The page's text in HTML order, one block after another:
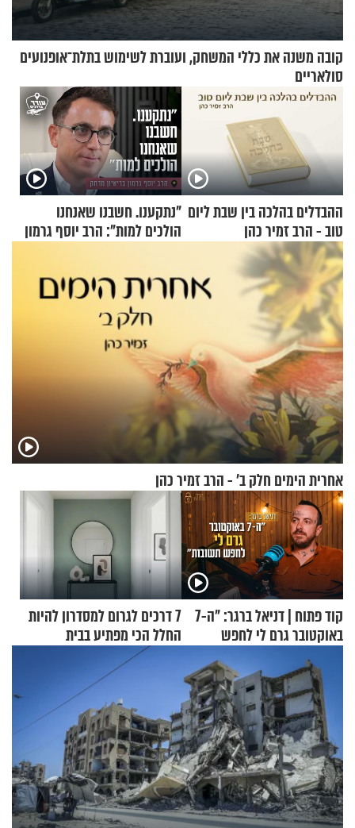
קובה משנה את כללי המשחק, ועוברת לשימוש בתלת־אופנועים
סולאריים
ההבדלים בהלכה בין שבת ליום
טוב - הרב זמיר כהן
"נתקענו. חשבנו שאנחנו
הולכים למות": הרב יוסף גרמון
אחרית הימים חלק ב’ - הרב זמיר כהן
קוד פתוח | דניאל ברגר: "ה-7
באוקטובר גרם לי לחפש
תשובות"
7 דרכים לגרום למסדרון להיות
החלל הכי מפתיע בבית